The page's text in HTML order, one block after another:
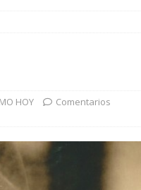
HOY
Comentarios